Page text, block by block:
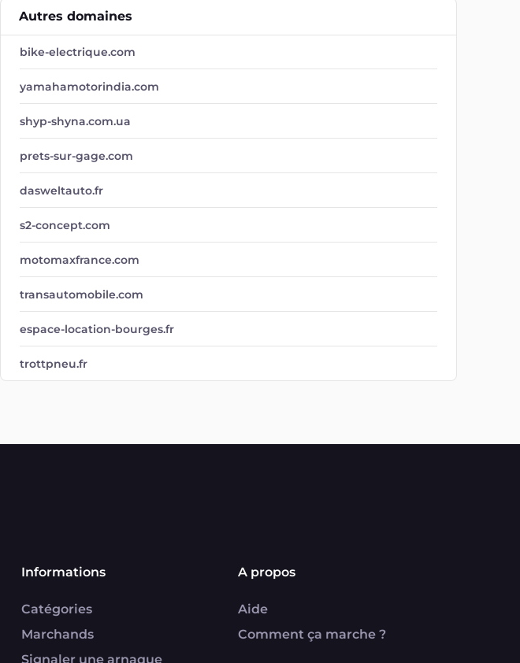
Autres domaines
bike-electrique.com
yamahamotorindia.com
shyp-shyna.com.ua
prets-sur-gage.com
dasweltauto.fr
s2-concept.com
motomaxfrance.com
transautomobile.com
espace-location-bourges.fr
trottpneu.fr
Informations
Catégories
Marchands
Signaler une arnaque
A propos
Aide
Comment ça marche ?